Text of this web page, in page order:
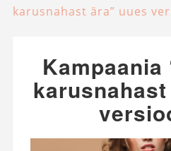
karusnahast ära” uues
Kampaania